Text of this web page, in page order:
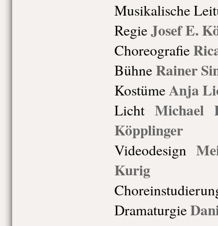
Musikalische
RegieJosef E.
Choreografie
BühneRainer
KostümeAnja
Licht Michael
Köpplinger
Videodesign
Kurig
Dramaturgie